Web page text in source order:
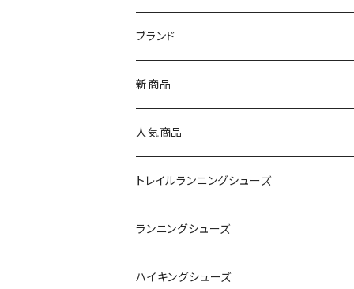
ブランド
asics（アシックス）
On（オン）
YONEX（ヨネックス）
adidas（アディダス）
SAYSKY（セイスカイ）
新商品
人気商品
トレイルランニングシューズ
On
VIKING
ランニングシューズ
On
ハイキングシューズ